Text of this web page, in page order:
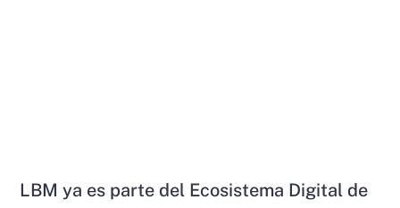
LBM ya es parte del Ecosistema Digital de